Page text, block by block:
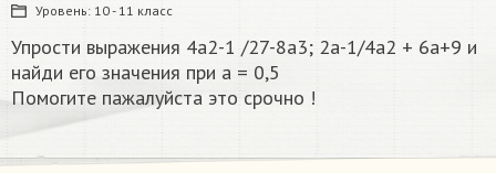
Уровень: 10 - 11 класс
Упрости выражения 4а2-1 /27-8а3; 2а-1/4а2 + 6а+9 и
найди его значения при а = 0,5
Помогите пажалуйста это срочно !​